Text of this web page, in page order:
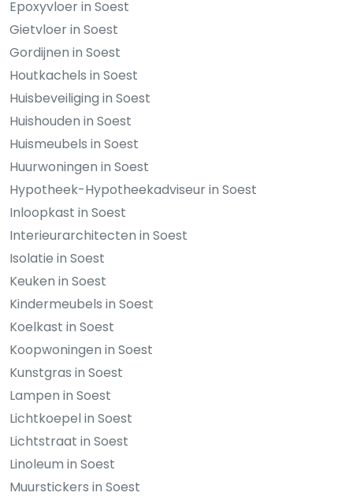
Epoxyvloer in Soest
Gietvloer in Soest
Gordijnen in Soest
Houtkachels in Soest
Huisbeveiliging in Soest
Huishouden in Soest
Huismeubels in Soest
Huurwoningen in Soest
Hypotheek-Hypotheekadviseur in Soest
Inloopkast in Soest
Interieurarchitecten in Soest
Isolatie in Soest
Keuken in Soest
Kindermeubels in Soest
Koelkast in Soest
Koopwoningen in Soest
Kunstgras in Soest
Lampen in Soest
Lichtkoepel in Soest
Lichtstraat in Soest
Linoleum in Soest
Muurstickers in Soest